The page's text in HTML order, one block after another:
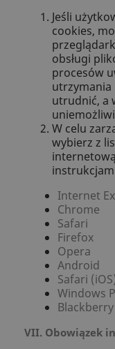
Jeśli
cookies,
obsługi
procesów
utrudnić, a
W celu
wybierz z
Internet
Chrome
Safari
Firefox
Opera
Android
Safari
Windows
Blackberry
VII. Obowiązek